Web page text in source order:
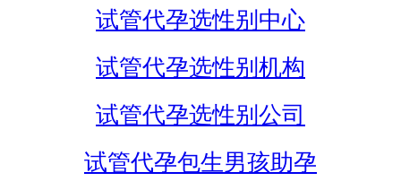
试管代孕选性别中心
试管代孕选性别机构
试管代孕选性别公司
试管代孕包生男孩助孕